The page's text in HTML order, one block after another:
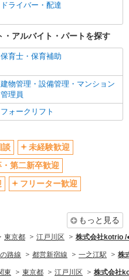
シニア（60代～）活躍中
ボーナス・賞与あり
完全週休2日制
禁煙・分煙
車通勤OK
自転車通勤OK
交通費支給
各種手当（家族・役職・インセン
ティブなど）あり
研修制度あり
ドライバー・配達
アルバイト・パートを探す
保育士・保育補助
建物管理・設備管理・マンション
管理員
フォークリフト
談
未経験歓迎
・第二新卒歓迎
フリーター歓迎
もっと見る
東京都 江戸川区 株式会社kotrio /
路線 都営新宿線 一之江駅 株
東 東京都 江戸川区 株式会社